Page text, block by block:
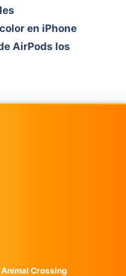
en iPhone
AirPods los
Animal Crossing